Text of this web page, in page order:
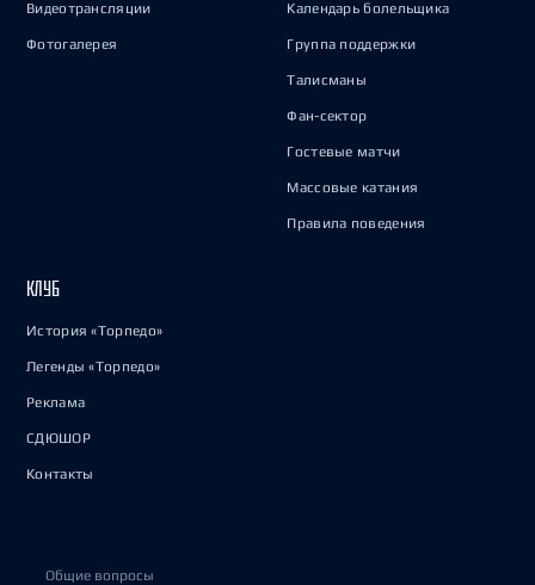
Видеотрансляции
Фотогалерея
Календарь болельщика
Группа поддержки
Талисманы
Фан-сектор
Гостевые матчи
Массовые катания
Правила поведения
КЛУБ
История «Торпедо»
Легенды «Торпедо»
Реклама
СДЮШОР
Контакты
Общие вопросы